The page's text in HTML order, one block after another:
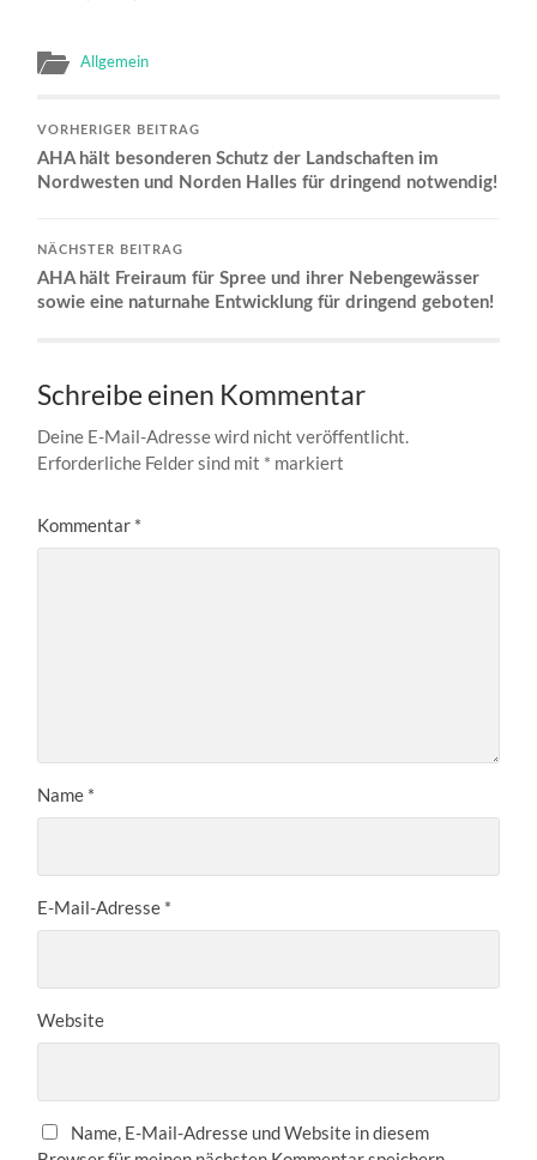
Allgemein
VORHERIGER BEITRAG
AHA hält besonderen Schutz der Landschaften im
Nordwesten und Norden Halles für dringend notwendig!
NÄCHSTER BEITRAG
AHA hält Freiraum für Spree und ihrer Nebengewässer
sowie eine naturnahe Entwicklung für dringend geboten!
Schreibe einen Kommentar
Deine E-Mail-Adresse wird nicht veröffentlicht.
Erforderliche Felder sind mit * markiert
Kommentar *
Name *
E-Mail-Adresse *
Website
Name, E-Mail-Adresse und Website in diesem